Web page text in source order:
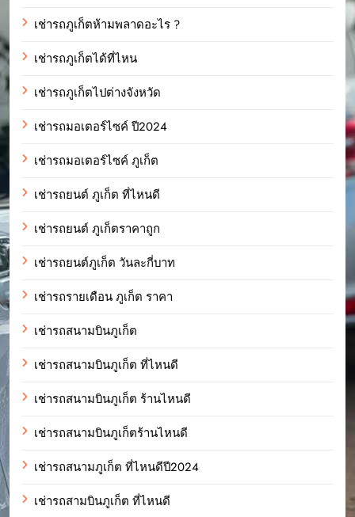
เช่ารถภูเก็ตห้ามพลาดอะไร ?
เช่ารถภูเก็ตได้ที่ไหน
เช่ารถภูเก็ตไปต่างจังหวัด
เช่ารถมอเตอร์ไซค์ ปี2024
เช่ารถมอเตอร์ไซค์ ภูเก็ต
เช่ารถยนต์ ภูเก็ต ที่ไหนดี
เช่ารถยนต์ ภูเก็ตราคาถูก
เช่ารถยนต์ภูเก็ต วันละกี่บาท
เช่ารถรายเดือน ภูเก็ต ราคา
เช่ารถสนามบินภูเก็ต
เช่ารถสนามบินภูเก็ต ที่ไหนดี
เช่ารถสนามบินภูเก็ต ร้านไหนดี
เช่ารถสนามบินภูเก็ตร้านไหนดี
เช่ารถสนามภูเก็ต ที่ไหนดีปี2024
เช่ารถสามบินภูเก็ต ที่ไหนดี